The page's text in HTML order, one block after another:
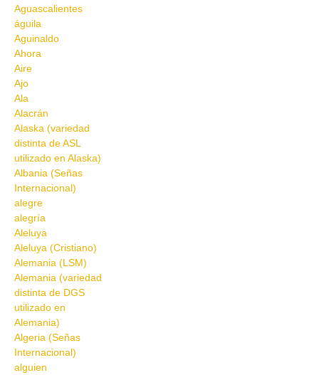
Aguascalientes
águila
Aguinaldo
Ahora
Aire
Ajo
Ala
Alacrán
Alaska (variedad
distinta de ASL
utilizado en Alaska)
Albania (Señas
Internacional)
alegre
alegría
Aleluya
Aleluya (Cristiano)
Alemania (LSM)
Alemania (variedad
distinta de DGS
utilizado en
Alemania)
Algeria (Señas
Internacional)
alguien